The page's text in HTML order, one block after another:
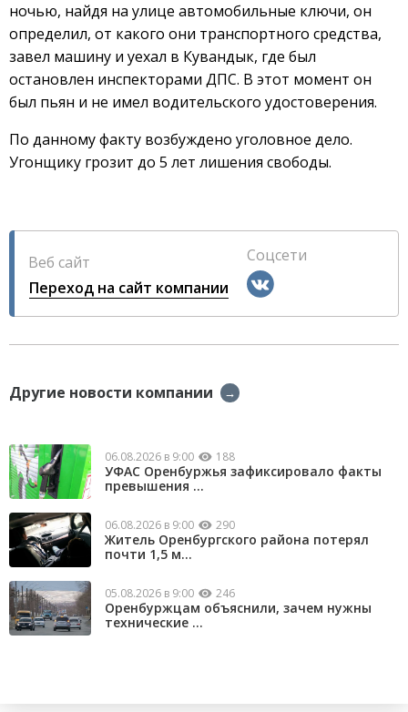
ночью, найдя на улице автомобильные ключи, он
определил, от какого они транспортного средства,
завел машину и уехал в Кувандык, где был
остановлен инспекторами ДПС. В этот момент он
был пьян и не имел водительского удостоверения.
По данному факту возбуждено уголовное дело.
Угонщику грозит до 5 лет лишения свободы.
Веб сайт
Переход на сайт компании
Соцсети
Другие новости компании →
06.08.2026 в 9:00 188
УФАС Оренбуржья зафиксировало факты
превышения ...
06.08.2026 в 9:00 290
Житель Оренбургского района потерял
почти 1,5 м...
05.08.2026 в 9:00 246
Оренбуржцам объяснили, зачем нужны
технические ...